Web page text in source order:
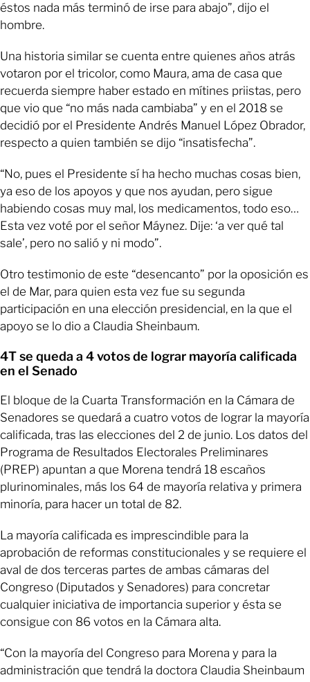
éstos nada más terminó de irse para abajo”, dijo el
hombre.
Una historia similar se cuenta entre quienes años atrás
votaron por el tricolor, como Maura, ama de casa que
recuerda siempre haber estado en mítines priistas, pero
que vio que “no más nada cambiaba” y en el 2018 se
decidió por el Presidente Andrés Manuel López Obrador,
respecto a quien también se dijo “insatisfecha”.
“No, pues el Presidente sí ha hecho muchas cosas bien,
ya eso de los apoyos y que nos ayudan, pero sigue
habiendo cosas muy mal, los medicamentos, todo eso…
Esta vez voté por el señor Máynez. Dije: ‘a ver qué tal
sale’, pero no salió y ni modo”.
Otro testimonio de este “desencanto” por la oposición es
el de Mar, para quien esta vez fue su segunda
participación en una elección presidencial, en la que el
apoyo se lo dio a Claudia Sheinbaum.
4T se queda a 4 votos de lograr mayoría calificada
en el Senado
El bloque de la Cuarta Transformación en la Cámara de
Senadores se quedará a cuatro votos de lograr la mayoría
calificada, tras las elecciones del 2 de junio. Los datos del
Programa de Resultados Electorales Preliminares
(PREP) apuntan a que Morena tendrá 18 escaños
plurinominales, más los 64 de mayoría relativa y primera
minoría, para hacer un total de 82.
La mayoría calificada es imprescindible para la
aprobación de reformas constitucionales y se requiere el
aval de dos terceras partes de ambas cámaras del
Congreso (Diputados y Senadores) para concretar
cualquier iniciativa de importancia superior y ésta se
consigue con 86 votos en la Cámara alta.
“Con la mayoría del Congreso para Morena y para la
administración que tendrá la doctora Claudia Sheinbaum